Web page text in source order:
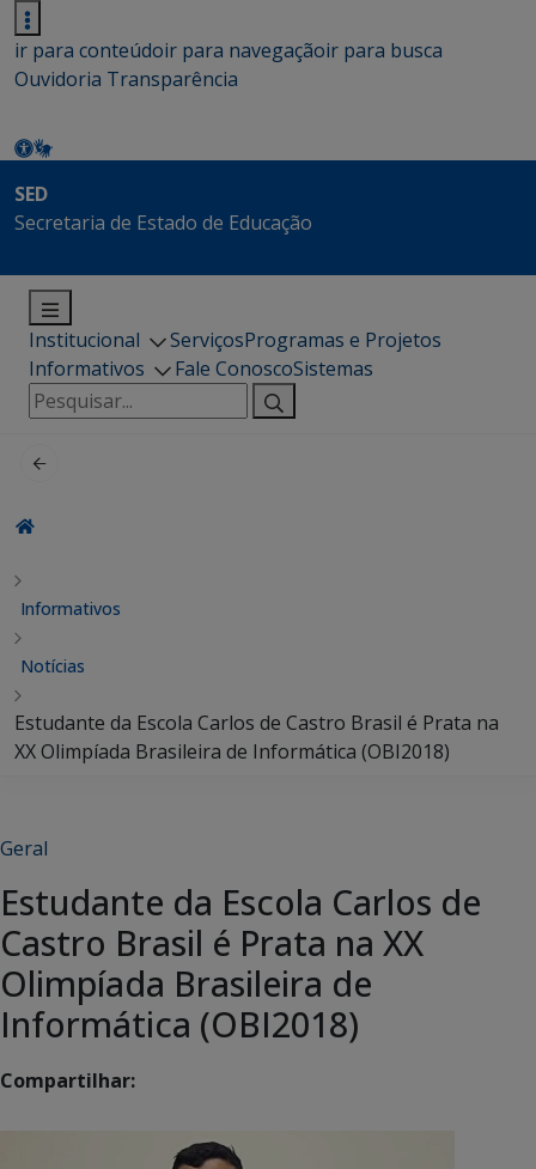
ir para conteúdoir para navegaçãoir para busca
Ouvidoria Transparência
SED
Secretaria de Estado de Educação
Institucional ServiçosProgramas e Projetos
Informativos
Fale ConoscoSistemas
Pesquisar
por:
Informativos
Notícias
Estudante da Escola Carlos de Castro Brasil é Prata na
XX Olimpíada Brasileira de Informática (OBI2018)
Geral
Estudante da Escola Carlos de
Castro Brasil é Prata na XX
Olimpíada Brasileira de
Informática (OBI2018)
Compartilhar: